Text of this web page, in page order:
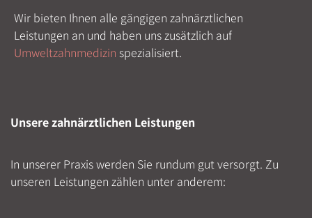
Wir bieten Ihnen alle gängigen zahnärztlichen
Leistungen an und haben uns zusätzlich auf
Umweltzahnmedizin spezialisiert.
Unsere zahnärztlichen Leistungen
In unserer Praxis werden Sie rundum gut versorgt. Zu
unseren Leistungen zählen unter anderem: